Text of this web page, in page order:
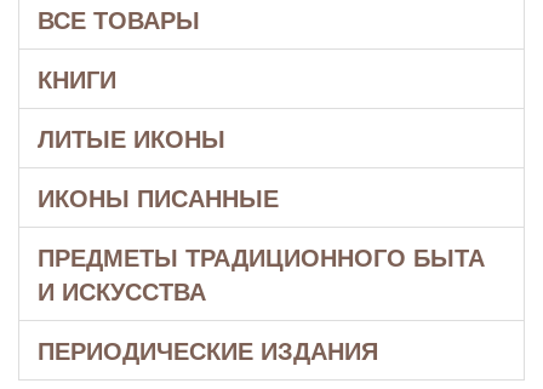
ВСЕ ТОВАРЫ
КНИГИ
ЛИТЫЕ ИКОНЫ
ИКОНЫ ПИСАННЫЕ
ПРЕДМЕТЫ ТРАДИЦИОННОГО БЫТА
И ИСКУССТВА
ПЕРИОДИЧЕСКИЕ ИЗДАНИЯ